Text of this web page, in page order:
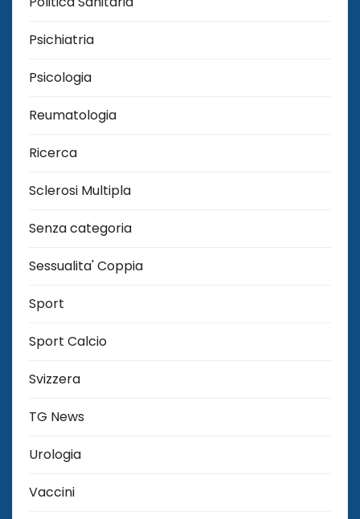
Psichiatria
Psicologia
Reumatologia
Ricerca
Sclerosi Multipla
Senza categoria
Sessualita' Coppia
Sport
Sport Calcio
Svizzera
TG News
Urologia
Vaccini